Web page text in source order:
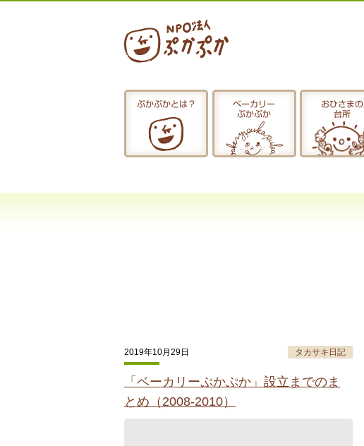
ぷかぷかとは？
ぷかぷかとは？
ベーカリー
ぷかぷか
おひさまの
台所
2019年10月29日 タカサキ日記
「ベーカリーぷかぷか」設立までのま
とめ（2008-2010）